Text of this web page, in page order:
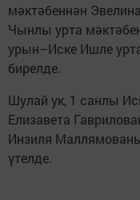
мәктәбеннән
Чынлы урта
урын–Иске Ишле
бирелде.
Шулай ук, 1 санлы
Елизавета
Инзиля
үтелде.